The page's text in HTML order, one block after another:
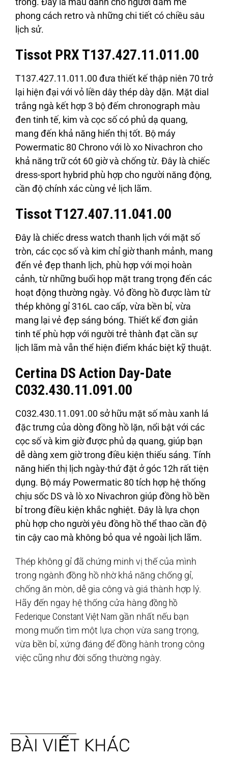
phong cách retro và những chi tiết có chiều sâu
lịch sử.
Tissot PRX T137.427.11.011.00
T137.427.11.011.00 đưa thiết kế thập niên 70 trở
lại hiện đại với vỏ liền dây thép dày dặn. Mặt dial
trắng ngà kết hợp 3 bộ đếm chronograph màu
đen tinh tế, kim và cọc số có phủ dạ quang,
mang đến khả năng hiển thị tốt. Bộ máy
Powermatic 80 Chrono với lò xo Nivachron cho
khả năng trữ cót 60 giờ và chống từ. Đây là chiếc
dress-sport hybrid phù hợp cho người năng động,
cần độ chính xác cùng vẻ lịch lãm.
Tissot T127.407.11.041.00
Đây là chiếc dress watch thanh lịch với mặt số
tròn, các cọc số và kim chỉ giờ thanh mảnh, mang
đến vẻ đẹp thanh lịch, phù hợp với mọi hoàn
cảnh, từ những buổi họp mặt trang trọng đến các
hoạt động thường ngày. Vỏ đồng hồ được làm từ
thép không gỉ 316L cao cấp, vừa bền bỉ, vừa
mang lại vẻ đẹp sáng bóng. Thiết kế đơn giản
tinh tế phù hợp với người trẻ thành đạt cần sự
lịch lãm mà vẫn thể hiện điểm khác biệt kỹ thuật.
Certina DS Action Day-Date
C032.430.11.091.00
C032.430.11.091.00 sở hữu mặt số màu xanh lá
đặc trưng của dòng đồng hồ lặn, nổi bật với các
cọc số và kim giờ được phủ dạ quang, giúp bạn
dễ dàng xem giờ trong điều kiện thiếu sáng. Tính
năng hiển thị lịch ngày-thứ đặt ở góc 12h rất tiện
dụng. Bộ máy Powermatic 80 tích hợp hệ thống
chịu sốc DS và lò xo Nivachron giúp đồng hồ bền
bỉ trong điều kiện khắc nghiệt. Đây là lựa chọn
phù hợp cho người yêu đồng hồ thể thao cần độ
tin cậy cao mà không bỏ qua vẻ ngoài lịch lãm.
Thép không gỉ đã chứng minh vị thế của mình
trong ngành đồng hồ nhờ khả năng chống gỉ,
chống ăn mòn, dễ gia công và giá thành hợp lý.
Hãy đến ngay hệ thống cửa hàng đồng hồ
Federique Constant Việt Nam gần nhất nếu bạn
mong muốn tìm một lựa chọn vừa sang trọng,
vừa bền bỉ, xứng đáng để đồng hành trong công
việc cũng như đời sống thường ngày.
BÀI VIẾT KHÁC